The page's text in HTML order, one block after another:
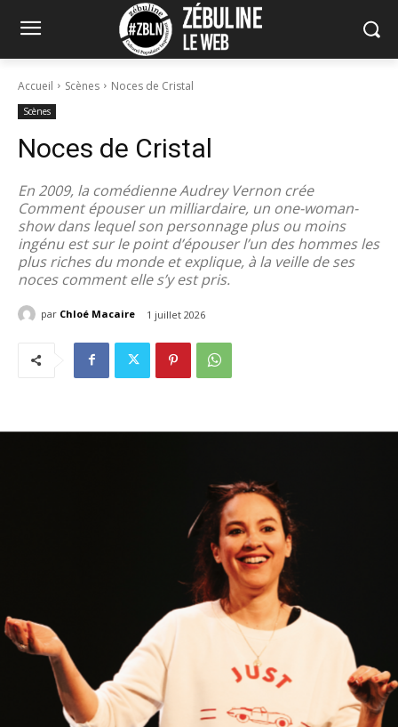
Accueil Scènes Noces de Cristal
Scènes
Noces de Cristal
En 2009, la comédienne Audrey Vernon crée
Comment épouser un milliardaire, un one-woman-
show dans lequel son personnage plus ou moins
ingénu est sur le point d’épouser l’un des hommes les
plus riches du monde et explique, à la veille de ses
noces comment elle s’y est pris.
par Chloé Macaire 1 juillet 2026